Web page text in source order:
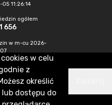
11:26:14
ogółem
656
w m-cu 2026-
07
w celu
z
określić
dostępu do